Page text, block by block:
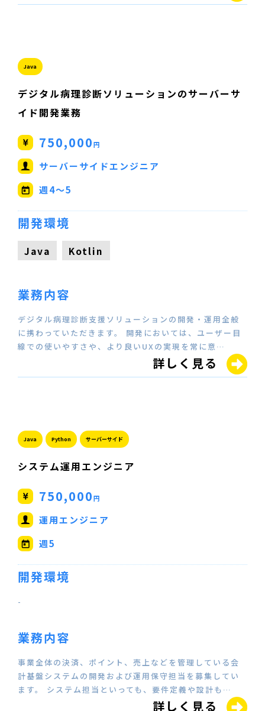
Java
デジタル病理診断ソリューションのサーバーサ
イド開発業務
750,000円
サーバーサイドエンジニア
【Java/Kotlin/Scala】
週4～5
開発環境
Java Kotlin
業務内容
デジタル病理診断支援ソリューションの開発・運用全般
に携わっていただきます。 開発においては、ユーザー目
線での使いやすさや、より良いUXの実現を常に意…
詳しく見る
Java Python サーバーサイド
システム運用エンジニア
750,000円
運用エンジニア
週5
開発環境
-
業務内容
事業全体の決済、ポイント、売上などを管理している会
計基盤システムの開発および運用保守担当を募集してい
ます。 システム担当といっても、要件定義や設計も…
詳しく見る